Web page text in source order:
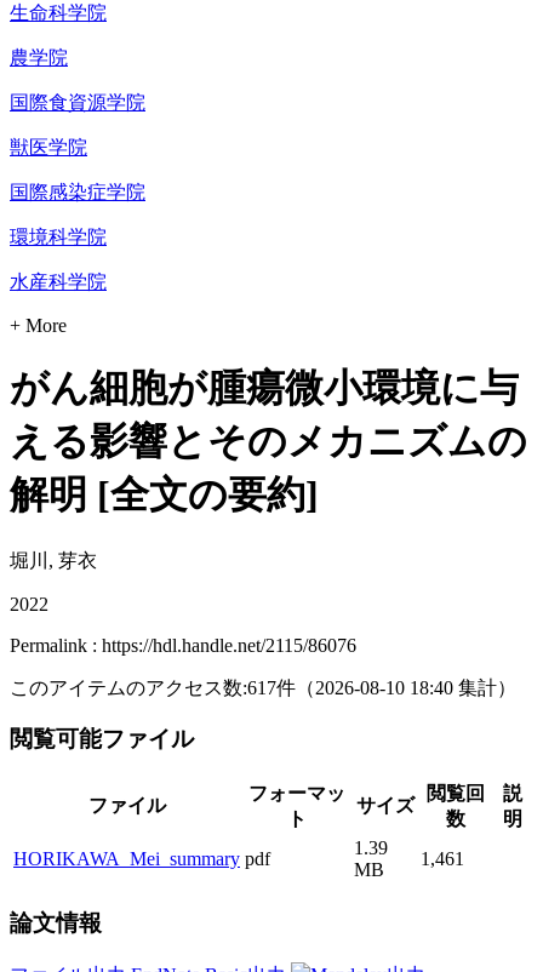
生命科学院
農学院
国際食資源学院
獣医学院
国際感染症学院
環境科学院
水産科学院
+ More
がん細胞が腫瘍微小環境に与
える影響とそのメカニズムの
解明 [全文の要約]
堀川, 芽衣
2022
Permalink : https://hdl.handle.net/2115/86076
このアイテムのアクセス数:617件 （2026-08-10 18:40 集計）
閲覧可能ファイル
ファイル
フォーマッ
ト
サイズ
閲覧回
数
説
明
HORIKAWA_Mei_summary pdf
1.39
MB
1,461
論文情報